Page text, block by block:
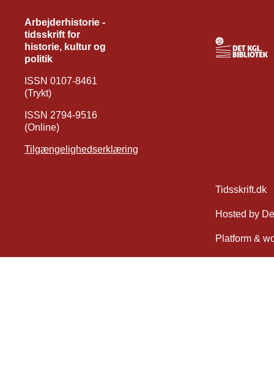
Arbejderhistorie -
tidsskrift for
historie, kultur og
politik
ISSN 0107-8461
(Trykt)
ISSN 2794-9516
(Online)
Tilgængelighedserklæring